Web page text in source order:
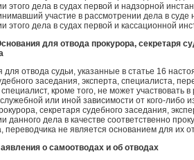
этого дела в судах первой и надзорной
участие в рассмотрении дела в суде
этого дела в судах первой и кассационной
для отвода прокурора, секретаря
для отвода судьи, указанные в статье 16
заседания, эксперта, специалиста,
кроме того, не может участвовать
или иной зависимости от кого-либо
секретаря судебного заседания,
данного дела в качестве соответственно
переводчика не является основанием для их
о самоотводах и об отводах